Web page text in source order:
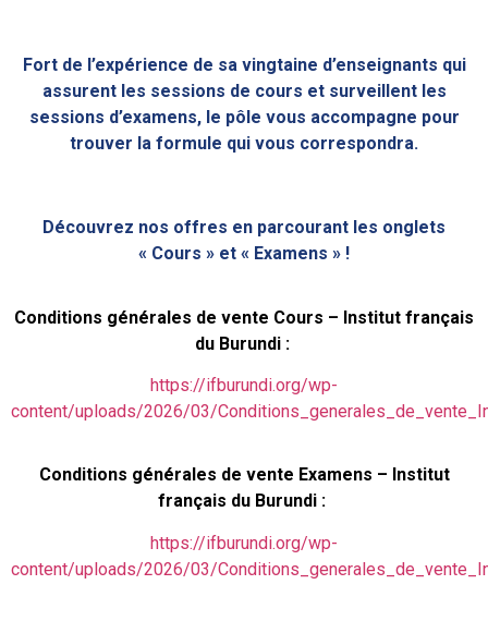
Fort de l’expérience de sa vingtaine d’enseignants qui
assurent les sessions de cours et surveillent les
sessions d’examens, le pôle vous accompagne pour
trouver la formule qui vous correspondra.
Découvrez nos offres en parcourant les onglets
« Cours » et « Examens » !
Conditions générales de vente Cours – Institut français
du Burundi :
https://ifburundi.org/wp-
content/uploads/2026/03/
Conditions générales de vente Examens – Institut
français du Burundi :
https://ifburundi.org/wp-
content/uploads/2026/03/